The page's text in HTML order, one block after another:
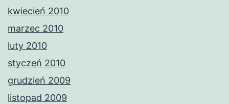
kwiecień 2010
marzec 2010
luty 2010
styczeń 2010
grudzień 2009
listopad 2009